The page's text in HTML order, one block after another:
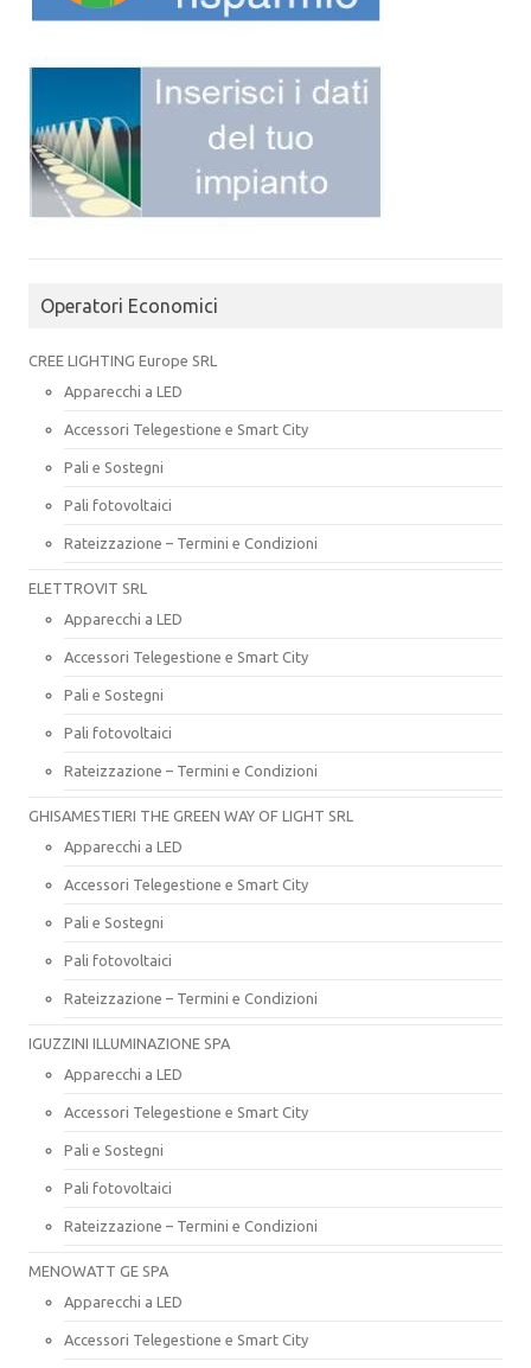
Operatori Economici
CREE LIGHTING Europe SRL
Apparecchi a LED
Accessori Telegestione e Smart City
Pali e Sostegni
Pali fotovoltaici
Rateizzazione – Termini e Condizioni
ELETTROVIT SRL
Apparecchi a LED
Accessori Telegestione e Smart City
Pali e Sostegni
Pali fotovoltaici
Rateizzazione – Termini e Condizioni
GHISAMESTIERI THE GREEN WAY OF LIGHT SRL
Apparecchi a LED
Accessori Telegestione e Smart City
Pali e Sostegni
Pali fotovoltaici
Rateizzazione – Termini e Condizioni
IGUZZINI ILLUMINAZIONE SPA
Apparecchi a LED
Accessori Telegestione e Smart City
Pali e Sostegni
Pali fotovoltaici
Rateizzazione – Termini e Condizioni
MENOWATT GE SPA
Apparecchi a LED
Accessori Telegestione e Smart City